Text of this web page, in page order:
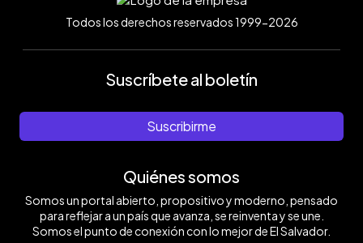
Todos los derechos reservados 1999-2026
Suscríbete al boletín
Suscribirme
Quiénes somos
Somos un portal abierto, propositivo y moderno, pensado
para reflejar a un país que avanza, se reinventa y se une.
Somos el punto de conexión con lo mejor de El Salvador.